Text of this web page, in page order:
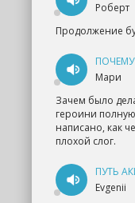
Роберт
Продолжение
Мари
Зачем было
героини
написано, как
плохой слог.
Evgenii